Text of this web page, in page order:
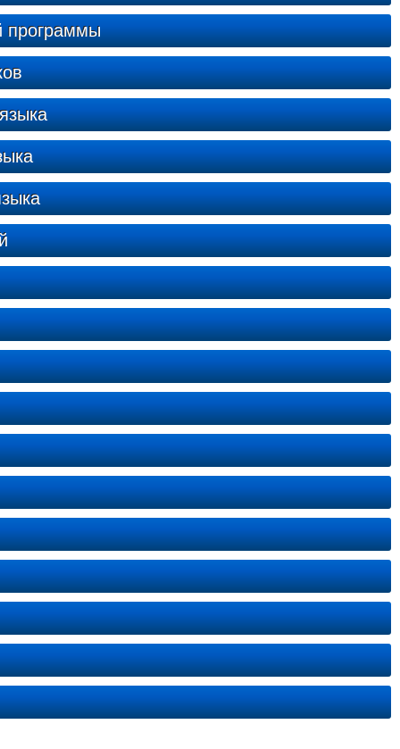
программы